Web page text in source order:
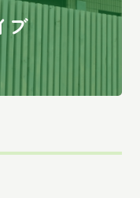
ブ